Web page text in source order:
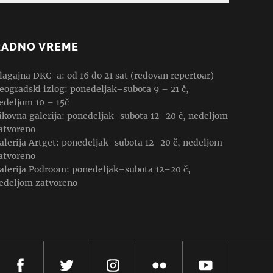
VREME
DKC-a: od 16 do 21 sat (redovan repertoar)
izlog: ponedeljak–subota 9 – 21 č,
10 – 15č
galerija: ponedeljak–subota 12–20 č, nedeljom
Artget: ponedeljak–subota 12–20 č, nedeljom
Podroom: ponedeljak–subota 12–20 č,
zatvoreno